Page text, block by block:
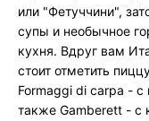
или "Фетуччини",
супы и необычное
кухня. Вдруг вам
стоит отметить
Formaggi di carpa -
также Gamberett - с